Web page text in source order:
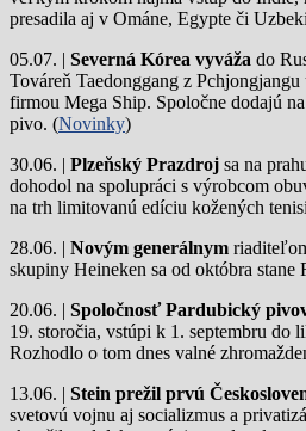
presadila aj v Ománe, Egypte či
05.07. | Severná Kórea vyváža do
Továreň Taedonggang z
firmou Mega Ship. Spoločne dodajú
pivo. (Novinky)
30.06. | Plzeňský Prazdroj sa na
dohodol na spolupráci s výrobcom
na trh limitovanú edíciu kožených
28.06. | Novým generálnym
skupiny Heineken sa od októbra stane
20.06. | Spoločnosť Pardubický
19. storočia, vstúpi k 1. septembru do
Rozhodlo o tom dnes valné
13.06. | Stein prežil prvú
svetovú vojnu aj socializmus a